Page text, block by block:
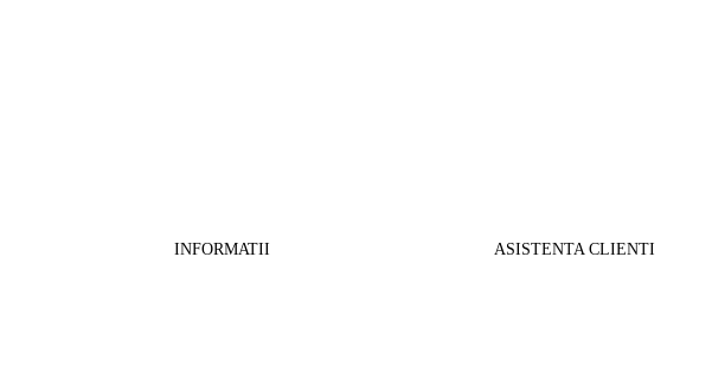
INFORMATII ASISTENTA CLIENTI